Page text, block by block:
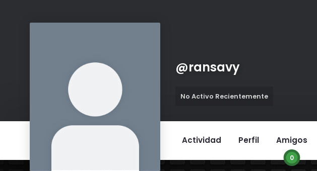
@ransavy
No Activo Recientemente
Actividad Perfil Amigos
0